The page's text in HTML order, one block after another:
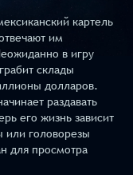
картель
им
в игру
склады
долларов.
раздавать
его жизнь зависит
или головорезы
для просмотра